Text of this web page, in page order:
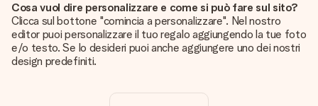
Cosa vuol dire personalizzare e come si può fare sul sito?
Clicca sul bottone "comincia a personalizzare". Nel nostro
editor puoi personalizzare il tuo regalo aggiungendo la tue foto
e/o testo. Se lo desideri puoi anche aggiungere uno dei nostri
design predefiniti.
Certo! Il prezzo mostrato include sempre la personalizzazione